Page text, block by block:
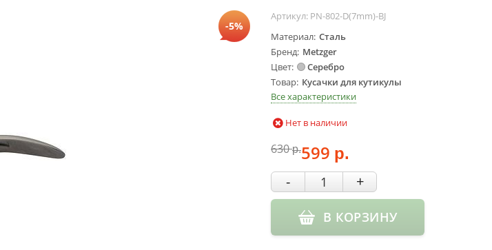
-5%
Артикул: PN-802-D(7mm)-BJ
Материал Сталь
Бренд Metzger
Цвет
Серебро
Товар Кусачки для кутикулы
Все характеристики
Нет в наличии
599 р.
630р.
- +
В КОРЗИНУ